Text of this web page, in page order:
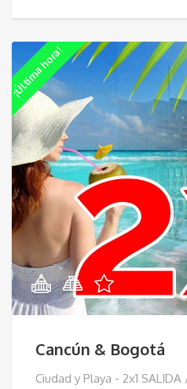
¡Última hora!
Cancún & Bogotá
Ciudad y Playa - 2x1